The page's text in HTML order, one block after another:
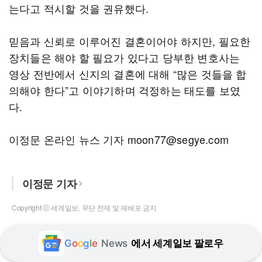
는다고 적시할 것을 권유했다.
믿음과 신뢰로 이루어진 결혼이어야 하지만, 필요한
장치들은 해야 할 필요가 있다고 당부한 변호사는
영상 전반에서 신지의 결혼에 대해 “많은 것들을 합
의해야 한다”고 이야기하며 걱정하는 태도를 보였
다.
이정문 온라인 뉴스 기자 moon77@segye.com
이정문 기자
Copyright ⓒ 세계일보. 무단 전재 및 재배포 금지
Google News 에서 세계일보 팔로우